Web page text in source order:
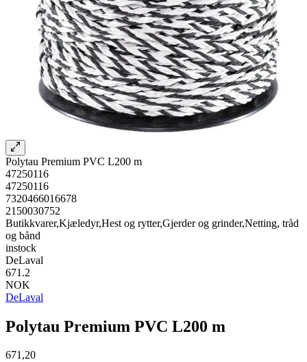
Polytau Premium PVC L200 m
47250116
47250116
7320466016678
2150030752
Butikkvarer,Kjæledyr,Hest og rytter,Gjerder og grinder,Netting, tråd
og bånd
instock
DeLaval
671.2
NOK
DeLaval
Polytau Premium PVC L200 m
671,20